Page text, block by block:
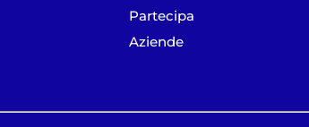
Partecipa
Aziende